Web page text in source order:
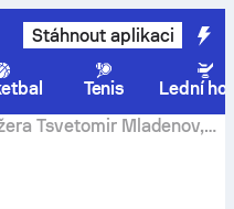
Stáhnout aplikaci
Tenis
Lední
Tsvetomir Mladenov,